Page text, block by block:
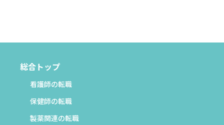
総合トップ
看護師の転職
保健師の転職
製薬関連の転職